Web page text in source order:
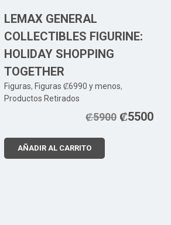
LEMAX GENERAL
COLLECTIBLES FIGURINE:
HOLIDAY SHOPPING
TOGETHER
Figuras, Figuras ₡6990 y menos,
Productos Retirados
₡5900 ₡5500
AÑADIR AL CARRITO